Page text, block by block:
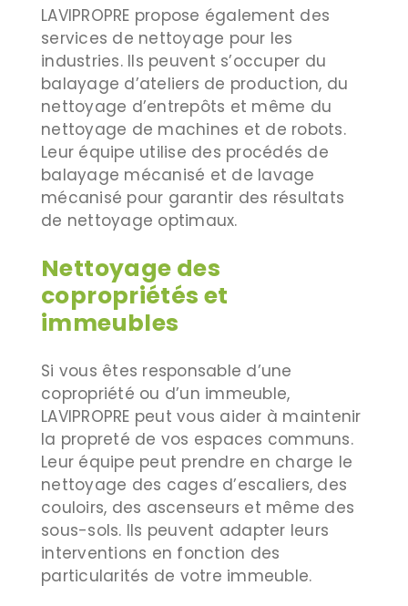
LAVIPROPRE propose également des
services de nettoyage pour les
industries. Ils peuvent s’occuper du
balayage d’ateliers de production, du
nettoyage d’entrepôts et même du
nettoyage de machines et de robots.
Leur équipe utilise des procédés de
balayage mécanisé et de lavage
mécanisé pour garantir des résultats
de nettoyage optimaux.
Nettoyage des
copropriétés et
immeubles
Si vous êtes responsable d’une
copropriété ou d’un immeuble,
LAVIPROPRE peut vous aider à maintenir
la propreté de vos espaces communs.
Leur équipe peut prendre en charge le
nettoyage des cages d’escaliers, des
couloirs, des ascenseurs et même des
sous-sols. Ils peuvent adapter leurs
interventions en fonction des
particularités de votre immeuble.